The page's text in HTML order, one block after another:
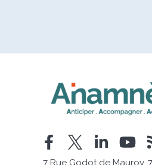
7 Rue Godot de Mauroy,